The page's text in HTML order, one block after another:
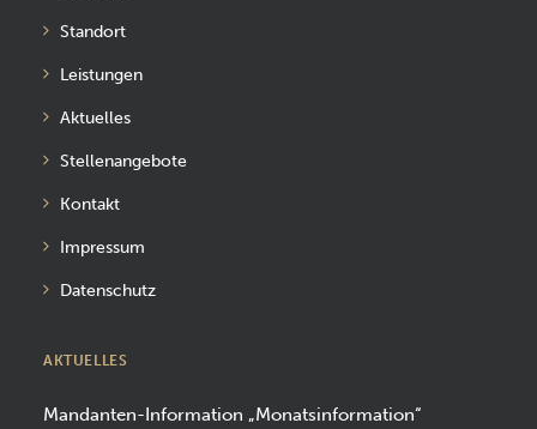
Standort
Leistungen
Aktuelles
Stellenangebote
Kontakt
Impressum
Datenschutz
AKTUELLES
Mandanten-Information „Monatsinformation“